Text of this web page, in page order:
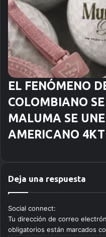
EL FENÓMENO
COLOMBIANO
MALUMA SE
AMERICANO
Deja una respuesta
Social connect:
Tu dirección de correo
obligatorios están marcados